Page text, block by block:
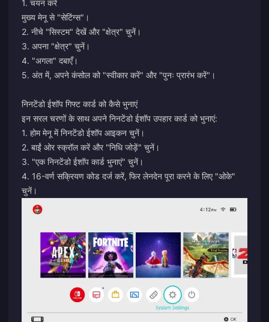
1. चयन करें
मुख्य मेनू से "सेटिंग्स"।
2. नीचे "सिस्टम" देखें और "क्षेत्र" चुनें।
3. अपना "क्षेत्र" चुनें।
4. "अगला" दबाएँ।
5. अंत में, अपने कंसोल को "स्वीकार करें" और "पुनः प्रारंभ करें"।
निनटेंडो ईशॉप गिफ्ट कार्ड को कैसे भुनाएं
इन सरल चरणों के साथ अपने निनटेंडो ईशॉप उपहार कार्ड को भुनाएं:
1. होम मेनू में निनटेंडो ईशॉप आइकन चुनें।
2. बाईं ओर स्क्रॉल करें और "निधि जोड़ें" चुनें।
3. "एक निनटेंडो ईशॉप कार्ड भुनाएं" चुनें।
4. 16-वर्ण सक्रियण कोड दर्ज करें, फिर लेनदेन पूरा करने के लिए "ओके"
चुनें।